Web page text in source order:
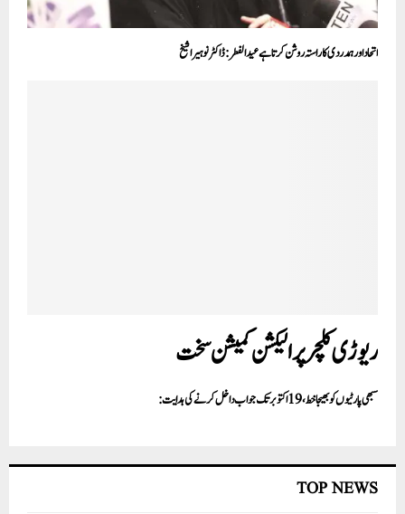
اتحاد اور ہمدردی کا راستہ روشن کرتا ہے عیدالفطر: ڈاکٹر نوہیرا شیخ
ریوڑی کلچرپر الیکشن کمیشن سخت
سبھی پارٹیوں کو بھیجا خط، 19 اکتوبر تک جواب داخل کرنے کی ہدایت:
TOP NEWS